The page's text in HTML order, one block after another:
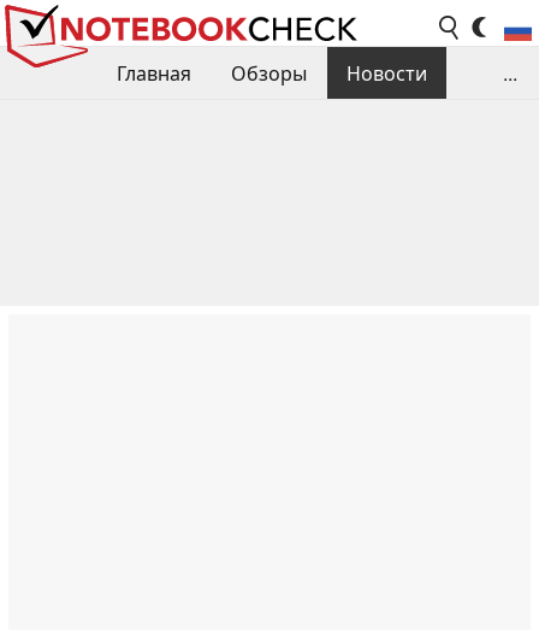
Главная Обзоры
Новости
...